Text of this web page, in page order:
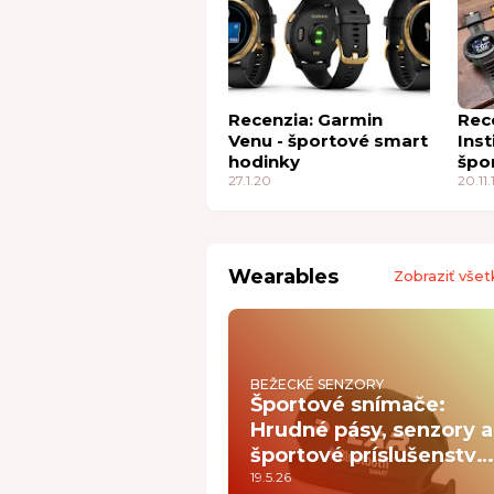
Recenzia: Garmin
Venu - športové smart
hodinky
27.1.20
Wearables Zobraziť
BEŽECKÉ SENZORY
Športové snímače:
Hrudné pásy, senzory a
športové príslušenstvo
pre presnejší tréning
19.5.26